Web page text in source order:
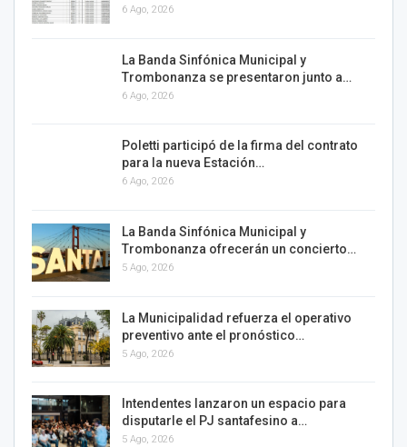
6 Ago, 2026
La Banda Sinfónica Municipal y
Trombonanza se presentaron junto a…
6 Ago, 2026
Poletti participó de la firma del contrato
para la nueva Estación…
6 Ago, 2026
La Banda Sinfónica Municipal y
Trombonanza ofrecerán un concierto…
5 Ago, 2026
La Municipalidad refuerza el operativo
preventivo ante el pronóstico…
5 Ago, 2026
Intendentes lanzaron un espacio para
disputarle el PJ santafesino a…
5 Ago, 2026